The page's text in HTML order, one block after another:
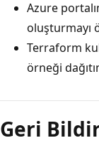
Azure
oluşturmayı
Terraform
örneği
Geri